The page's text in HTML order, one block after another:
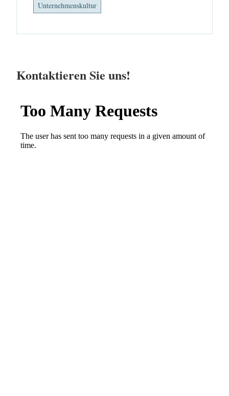
Unternehmenskultur
Kontaktieren Sie uns!